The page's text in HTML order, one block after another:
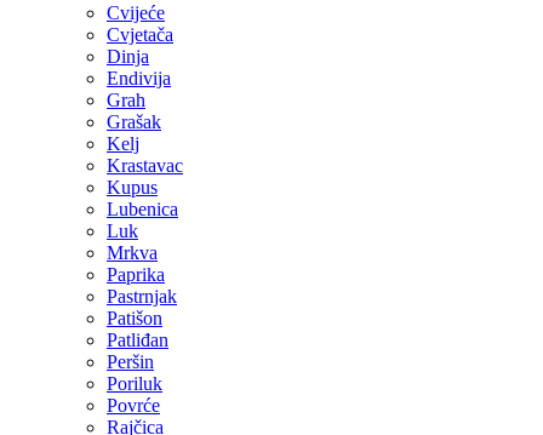
Cvijeće
Cvjetača
Dinja
Endivija
Grah
Grašak
Kelj
Krastavac
Kupus
Lubenica
Luk
Mrkva
Paprika
Pastrnjak
Patišon
Patliđan
Peršin
Poriluk
Povrće
Rajčica